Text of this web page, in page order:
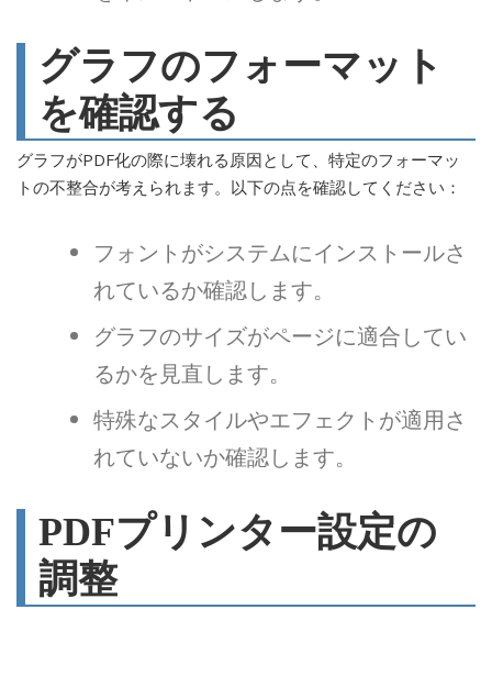
グラフのフォーマット
を確認する
グラフがPDF化の際に壊れる原因として、特定のフォーマッ
トの不整合が考えられます。以下の点を確認してください：
フォントがシステムにインストールさ
れているか確認します。
グラフのサイズがページに適合してい
るかを見直します。
特殊なスタイルやエフェクトが適用さ
れていないか確認します。
PDFプリンター設定の
調整